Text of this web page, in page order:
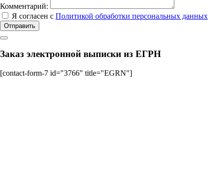
Комментарий:
Я согласен с Политикой обработки персональных данных
Отправить
Заказ электронной выписки из ЕГРН
[contact-form-7 id="3766" title="EGRN"]